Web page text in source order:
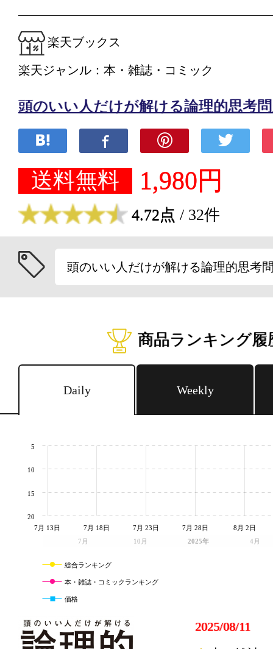
楽天ブックス
楽天ジャンル：本・雑誌・コミック
頭のいい人だけが解ける論理的思考
送料無料 1,980円
4.72点 / 32件
頭のいい人だけが解ける論理的思考
商品ランキング履
Daily Weekly
7月 10月 2025年 4月
7月 13日 7月 18日 7月 23日 7月 28日 8月 2日
5
10
15
20
総合ランキング
本・雑誌・コミックランキング
価格
2025/08/11